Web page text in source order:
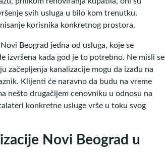
svih usluga u bilo kom trenutku.
korisnika konkretnog prostora.
Beograd jedna od usluga, koje se
izvršena kada god je to potrebno. Ne misli se
začepljenja kanalizacije mogu da izađu na
Klijenti će naravno da budu na vreme
nešto drugačijem cenovniku u odnosu na
konkretne usluge vrše u toku svog
Novi Beograd u